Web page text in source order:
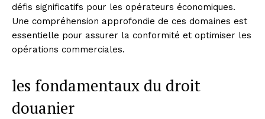
défis significatifs pour les opérateurs économiques.
Une compréhension approfondie de ces domaines est
essentielle pour assurer la conformité et optimiser les
opérations commerciales.
les fondamentaux du droit
douanier